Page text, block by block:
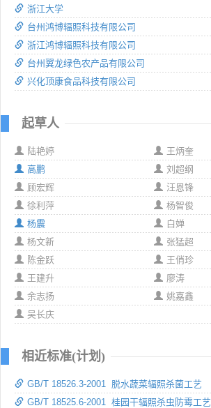
浙江大学
台州鸿博辐照科技有限公司
浙江鸿博辐照科技有限公司
台州翼龙绿色农产品有限公司
兴化顶康食品科技有限公司
起草人
陆艳婷
王炳奎
高鹏
刘超纲
顾宏辉
汪恩锋
徐利萍
杨智俊
杨震
白婵
杨文新
张猛超
陈金跃
王俏珍
王建升
廖涛
余志扬
姚嘉鑫
吴长庆
相近标准(计划)
GB/T 18526.3-2001 脱水蔬菜辐照杀菌工艺
GB/T 18525.6-2001 桂园干辐照杀虫防霉工艺